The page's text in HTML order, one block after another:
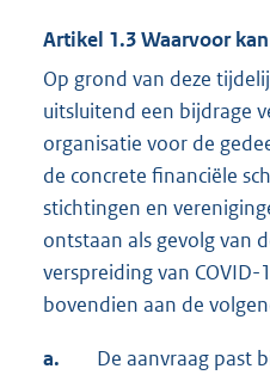
Artikel 1.3 Waarvoor
Op grond van deze
uitsluitend een bijdrage
organisatie voor de
de concrete financiële
stichtingen en
ontstaan als gevolg van
verspreiding van
bovendien aan de
a.
De aanvraag past